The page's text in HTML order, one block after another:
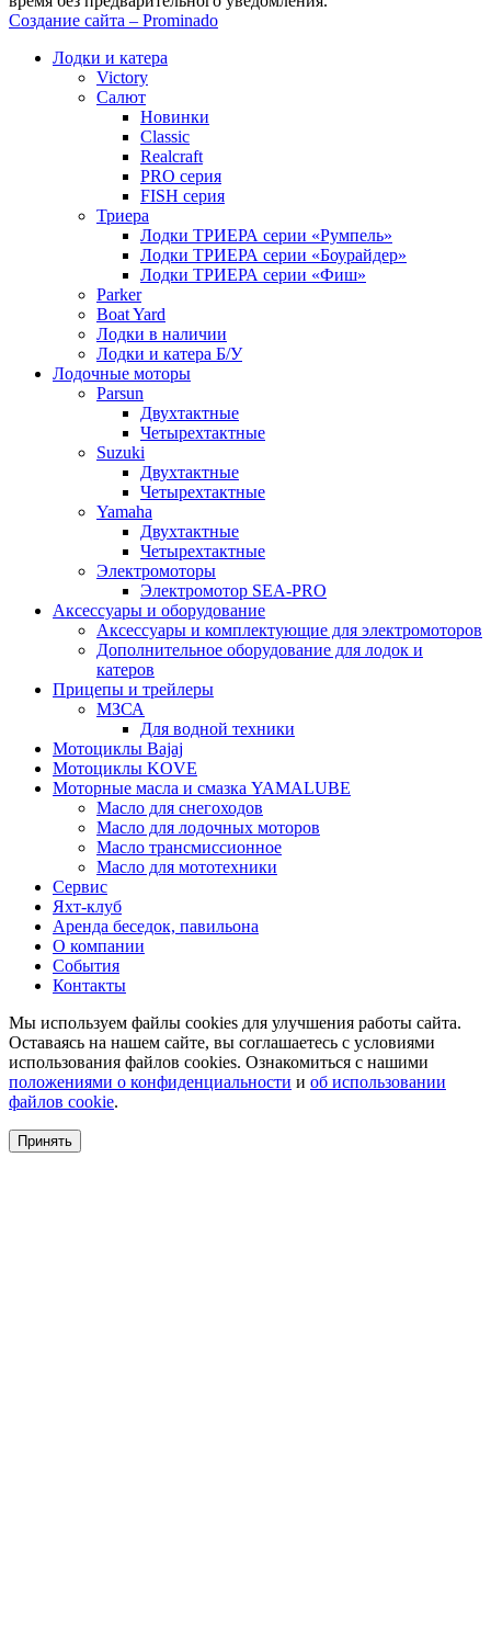
Создание сайта – Prominado
Лодки и катера
Victory
Салют
Новинки
Classic
Realcraft
PRO серия
FISH серия
Триера
Лодки ТРИЕРА серии «Румпель»
Лодки ТРИЕРА серии «Боурайдер»
Лодки ТРИЕРА серии «Фиш»
Parker
Boat Yard
Лодки в наличии
Лодки и катера Б/У
Лодочные моторы
Parsun
Двухтактные
Четырехтактные
Suzuki
Двухтактные
Четырехтактные
Yamaha
Двухтактные
Четырехтактные
Электромоторы
Электромотор SEA-PRO
Аксессуары и оборудование
Аксессуары и комплектующие для электромоторов
Дополнительное оборудование для лодок и
катеров
Прицепы и трейлеры
МЗСА
Для водной техники
Мотоциклы Bajaj
Мотоциклы KOVE
Моторные масла и смазка YAMALUBE
Масло для снегоходов
Масло для лодочных моторов
Масло трансмиссионное
Масло для мототехники
Сервис
Яхт-клуб
Аренда беседок, павильона
О компании
События
Контакты
Мы используем файлы cookies для улучшения работы сайта.
Оставаясь на нашем сайте, вы соглашаетесь с условиями
использования файлов cookies. Ознакомиться с нашими
положениями о конфиденциальности и об использовании
файлов cookie.
Принять